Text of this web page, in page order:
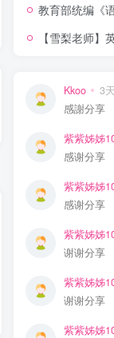
高清视频
教育部统编《语
【雪梨老师】英语自
Kkoo 3
感謝分享
紫紫姊姊
感谢分享
紫紫姊姊
感谢分享
紫紫姊姊
谢谢分享
紫紫姊姊
谢谢分享
紫紫姊姊